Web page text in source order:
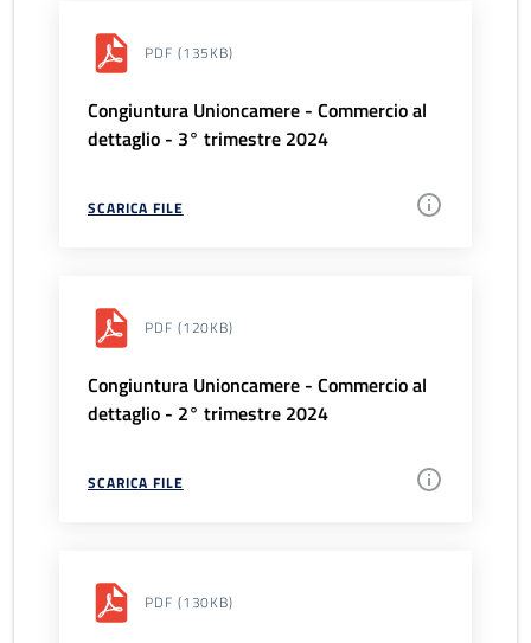
PDF (135KB)
Congiuntura Unioncamere - Commercio al
dettaglio - 3° trimestre 2024
SCARICA FILE
PDF (120KB)
Congiuntura Unioncamere - Commercio al
dettaglio - 2° trimestre 2024
SCARICA FILE
PDF (130KB)